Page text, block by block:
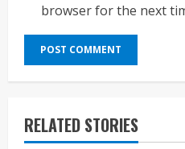
browser for the next
RELATED STORIES